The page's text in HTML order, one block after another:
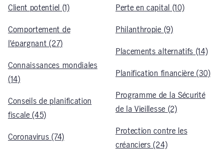
Client potentiel (1)
Comportement de
l’épargnant (27)
Connaissances mondiales
(14)
Conseils de planification
fiscale (45)
Coronavirus (74)
Perte en capital (10)
Philanthropie (9)
Placements alternatifs (14)
Planification financière (30)
Programme de la Sécurité
de la Vieillesse (2)
Protection contre les
créanciers (24)